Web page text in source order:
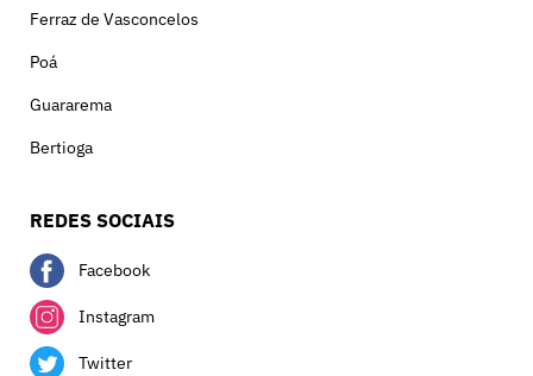
Ferraz de Vasconcelos
Poá
Guararema
Bertioga
REDES SOCIAIS
Facebook
Instagram
Twitter